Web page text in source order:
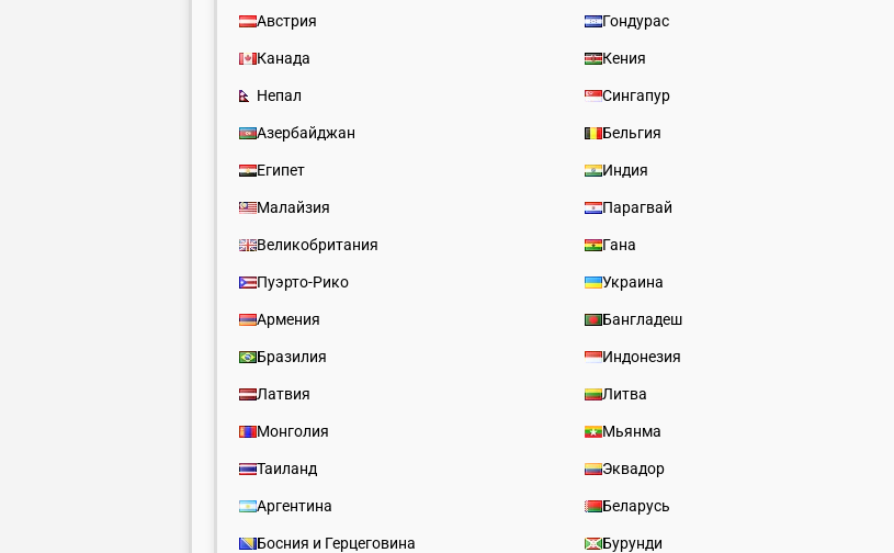
Австрия Гондурас
Канада Кения
Непал Сингапур
Азербайджан Бельгия
Египет Индия
Малайзия Парагвай
Великобритания Гана
Пуэрто-Рико Украина
Армения Бангладеш
Бразилия Индонезия
Латвия Литва
Монголия Мьянма
Таиланд Эквадор
Аргентина Беларусь
Босния и Герцеговина Бурунди